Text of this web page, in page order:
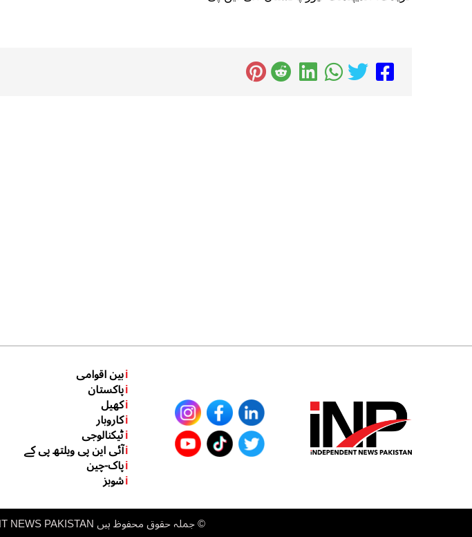
iبین اقوامی
iپاکستان
iکھیل
iکاروبار
iٹیکنالوجی
iآئی این پی ویلتھ پی کے
iپاک-چین
iشوبز
©جملہ حقوق محفوظ ہیں inp.net.pk 2022, All RightsNEWS PAKISTAN